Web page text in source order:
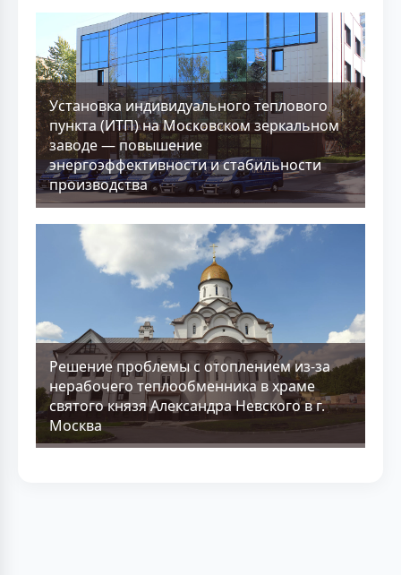
Установка индивидуального теплового
пункта (ИТП) на Московском зеркальном
заводе — повышение
энергоэффективности и стабильности
производства
Решение проблемы с отоплением из-за
нерабочего теплообменника в храме
святого князя Александра Невского в г.
Москва